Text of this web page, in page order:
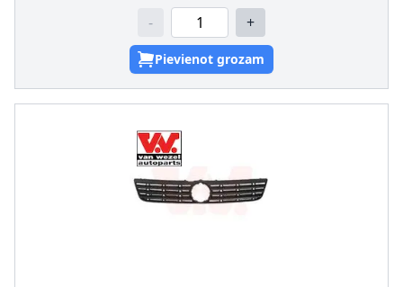
- +
Pievienot grozam